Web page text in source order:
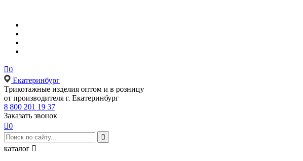
0
Екатеринбург
Tрикотажные изделия оптом и в розницу
от производителя г. Екатеринбург
8 800 201 19 37
Заказать звонок
0

каталог 